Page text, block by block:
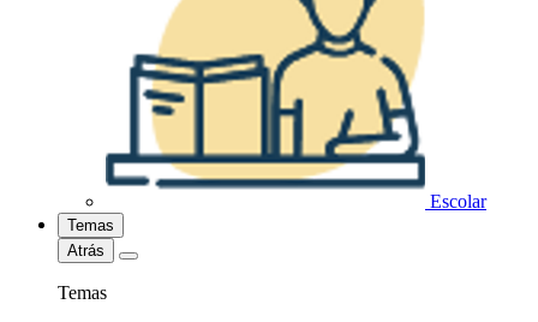
Escolar
Temas
Atrás
Temas